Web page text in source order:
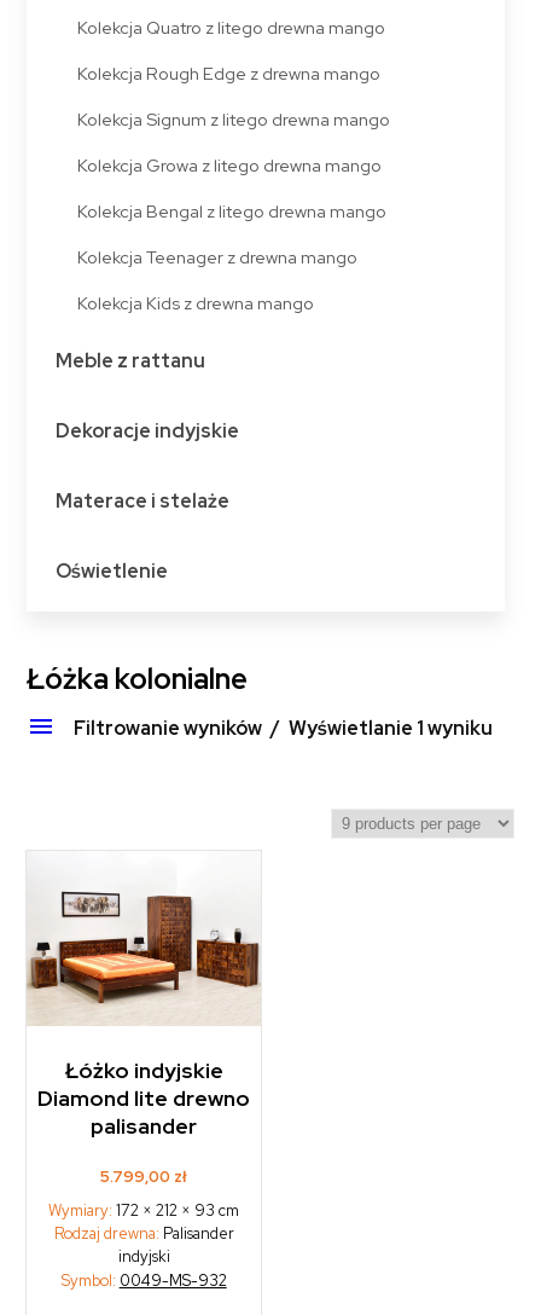
Kolekcja Quatro z litego drewna mango
Kolekcja Rough Edge z drewna mango
Kolekcja Signum z litego drewna mango
Kolekcja Growa z litego drewna mango
Kolekcja Bengal z litego drewna mango
Kolekcja Teenager z drewna mango
Kolekcja Kids z drewna mango
Meble z rattanu
Dekoracje indyjskie
Materace i stelaże
Oświetlenie
Łóżka kolonialne
Filtrowanie wyników Wyświetlanie 1 wyniku
Łóżko indyjskie
Diamond lite drewno
palisander
5.799,00 zł
Wymiary:172 × 212 × 93 cm
Rodzaj drewna: Palisander
indyjski
Symbol: 0049-MS-932